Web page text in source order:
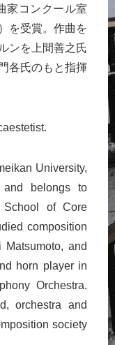
家コンクール室
を受賞。作曲を
ンを上間善之氏
各氏のもと指揮
University,
and belongs to
School of Core
composition
and
horn player in
Orchestra.
orchestra and
society